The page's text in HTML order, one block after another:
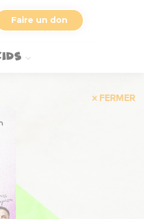
Faire un don
FERMER